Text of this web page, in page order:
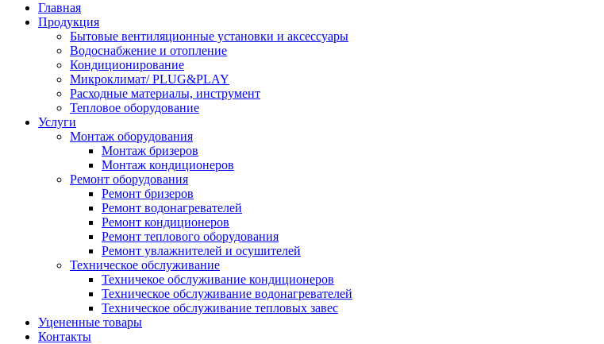
Главная
Продукция
Бытовые вентиляционные установки и аксессуары
Водоснабжение и отопление
Кондиционирование
Микроклимат/ PLUG&PLAY
Расходные материалы, инструмент
Тепловое оборудование
Услуги
Монтаж оборудования
Монтаж бризеров
Монтаж кондиционеров
Ремонт оборудования
Ремонт бризеров
Ремонт водонагревателей
Ремонт кондиционеров
Ремонт теплового оборудования
Ремонт увлажнителей и осушителей
Техническое обслуживание
Техничекое обслуживание кондиционеров
Техническое обслуживание водонагревателей
Техническое обслуживание тепловых завес
Уцененные товары
Контакты